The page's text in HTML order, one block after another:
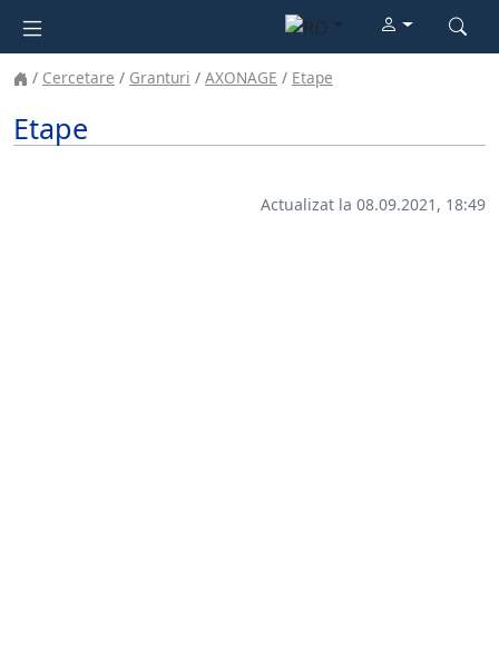
Cercetare Granturi AXONAGE Etape
Etape
Actualizat la 08.09.2021, 18:49